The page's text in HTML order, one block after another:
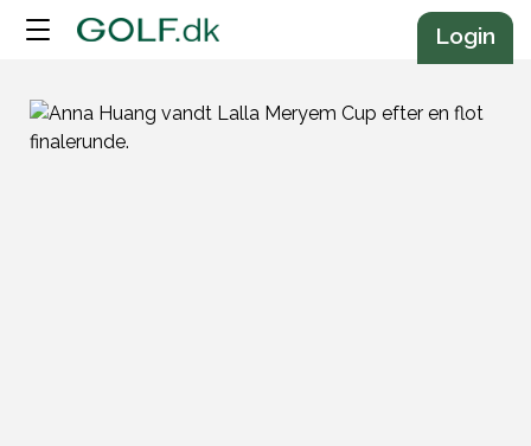
Annonce
Login